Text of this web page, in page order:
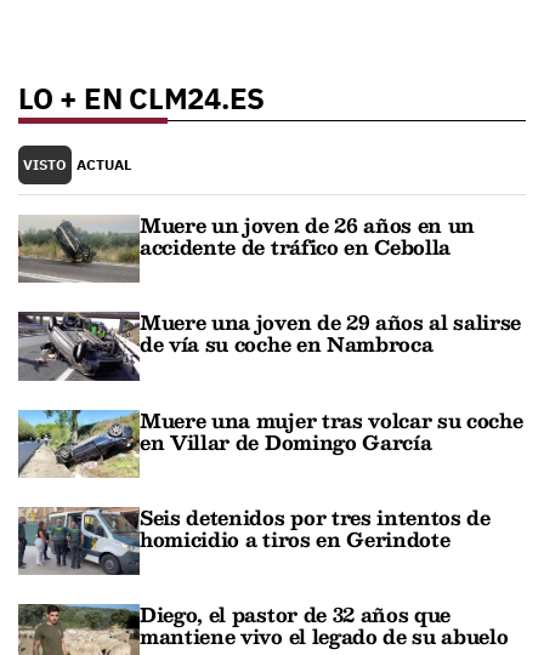
LO + EN CLM24.ES
VISTO ACTUAL
Muere un joven de 26 años en un
accidente de tráfico en Cebolla
Muere una joven de 29 años al salirse
de vía su coche en Nambroca
Muere una mujer tras volcar su coche
en Villar de Domingo García
Seis detenidos por tres intentos de
homicidio a tiros en Gerindote
Diego, el pastor de 32 años que
mantiene vivo el legado de su abuelo